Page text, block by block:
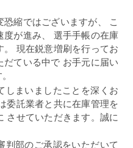
縮ではございますが、 こ
が進み、 選手手帳の在庫
現在鋭意増刷を行ってお
だている中で お手元に届い
まいましたことを深くお
委託業者と共に在庫管理を
させていただきます。誠に
部のご承認をいただいて